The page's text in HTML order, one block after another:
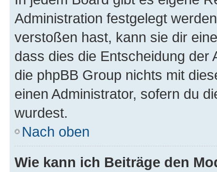
Administration festgelegt
verstoßen hast, kann sie dir
dass dies die Entscheidung der
die phpBB Group nichts mit
einen Administrator, sofern du
wurdest.
Nach oben
Wie kann ich Beiträge den